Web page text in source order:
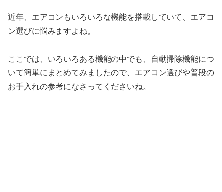
近年、エアコンもいろいろな機能を搭載していて、エアコ
ン選びに悩みますよね。
ここでは、いろいろある機能の中でも、自動掃除機能につ
いて簡単にまとめてみましたので、エアコン選びや普段の
お手入れの参考になさってくださいね。